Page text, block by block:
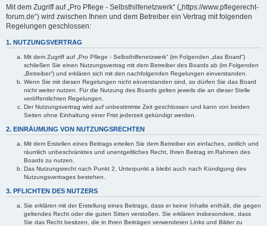
Mit dem Zugriff auf „Pro Pflege - Selbsthilfenetzwerk“ („https://www.pflegerecht-
forum.de“) wird zwischen Ihnen und dem Betreiber ein Vertrag mit folgenden
Regelungen geschlossen:
1. NUTZUNGSVERTRAG
Mit dem Zugriff auf „Pro Pflege - Selbsthilfenetzwerk“ (im Folgenden „das Board“)
schließen Sie einen Nutzungsvertrag mit dem Betreiber des Boards ab (im Folgenden
„Betreiber“) und erklären sich mit den nachfolgenden Regelungen einverstanden.
Wenn Sie mit diesen Regelungen nicht einverstanden sind, so dürfen Sie das Board
nicht weiter nutzen. Für die Nutzung des Boards gelten jeweils die an dieser Stelle
veröffentlichten Regelungen.
Der Nutzungsvertrag wird auf unbestimmte Zeit geschlossen und kann von beiden
Seiten ohne Einhaltung einer Frist jederzeit gekündigt werden.
2. EINRÄUMUNG VON NUTZUNGSRECHTEN
Mit dem Erstellen eines Beitrags erteilen Sie dem Betreiber ein einfaches, zeitlich und
räumlich unbeschränktes und unentgeltliches Recht, Ihren Beitrag im Rahmen des
Boards zu nutzen.
Das Nutzungsrecht nach Punkt 2, Unterpunkt a bleibt auch nach Kündigung des
Nutzungsvertrages bestehen.
3. PFLICHTEN DES NUTZERS
Sie erklären mit der Erstellung eines Beitrags, dass er keine Inhalte enthält, die gegen
geltendes Recht oder die guten Sitten verstoßen. Sie erklären insbesondere, dass
Sie das Recht besitzen, die in Ihren Beiträgen verwendeten Links und Bilder zu